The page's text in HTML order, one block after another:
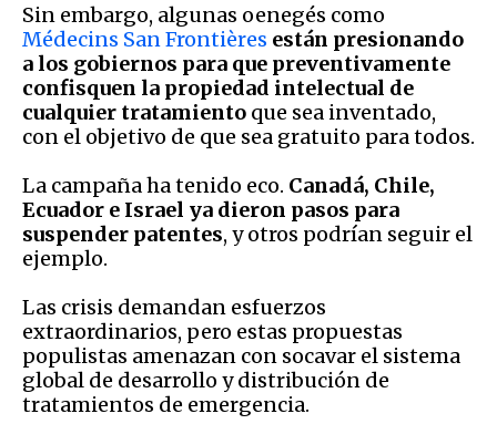
Sin embargo, algunas oenegés como
Médecins San Frontières están presionando
a los gobiernos para que preventivamente
confisquen la propiedad intelectual de
cualquier tratamiento que sea inventado,
con el objetivo de que sea gratuito para todos.
La campaña ha tenido eco. Canadá, Chile,
Ecuador e Israel ya dieron pasos para
suspender patentes, y otros podrían seguir el
ejemplo.
Las crisis demandan esfuerzos
extraordinarios, pero estas propuestas
populistas amenazan con socavar el sistema
global de desarrollo y distribución de
tratamientos de emergencia.